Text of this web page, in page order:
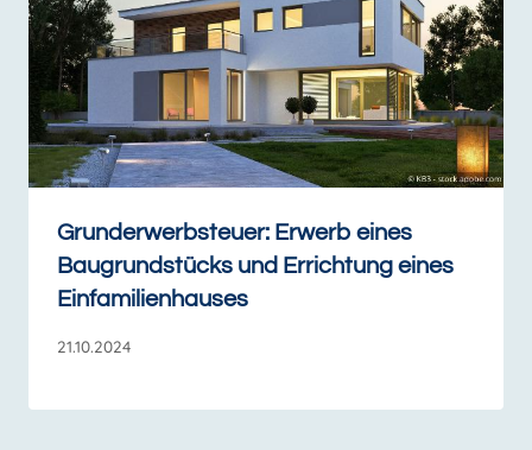
Grunderwerbsteuer: Erwerb eines
Baugrundstücks und Errichtung eines
Einfamilienhauses
21.10.2024